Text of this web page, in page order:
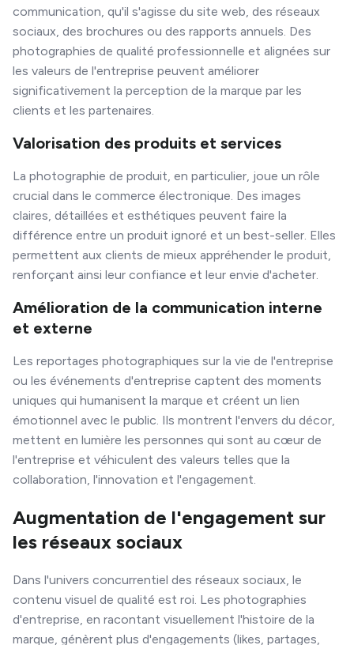
communication, qu'il s'agisse du site web, des réseaux
sociaux, des brochures ou des rapports annuels. Des
photographies de qualité professionnelle et alignées sur
les valeurs de l'entreprise peuvent améliorer
significativement la perception de la marque par les
clients et les partenaires.
Valorisation des produits et services
La photographie de produit, en particulier, joue un rôle
crucial dans le commerce électronique. Des images
claires, détaillées et esthétiques peuvent faire la
différence entre un produit ignoré et un best-seller. Elles
permettent aux clients de mieux appréhender le produit,
renforçant ainsi leur confiance et leur envie d'acheter.
Amélioration de la communication interne
et externe
Les reportages photographiques sur la vie de l'entreprise
ou les événements d'entreprise captent des moments
uniques qui humanisent la marque et créent un lien
émotionnel avec le public. Ils montrent l'envers du décor,
mettent en lumière les personnes qui sont au cœur de
l'entreprise et véhiculent des valeurs telles que la
collaboration, l'innovation et l'engagement.
Augmentation de l'engagement sur
les réseaux sociaux
Dans l'univers concurrentiel des réseaux sociaux, le
contenu visuel de qualité est roi. Les photographies
d'entreprise, en racontant visuellement l'histoire de la
marque, génèrent plus d'engagements (likes, partages,